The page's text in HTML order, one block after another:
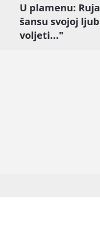
U plamenu:
šansu svojoj
voljeti..."